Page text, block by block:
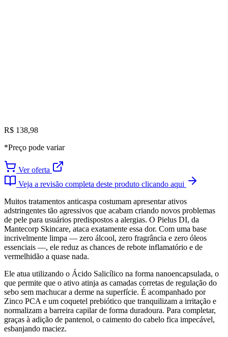
R$ 138,98
*Preço pode variar
Ver oferta
Veja a revisão completa deste produto clicando aqui
Muitos tratamentos anticaspa costumam apresentar ativos
adstringentes tão agressivos que acabam criando novos problemas
de pele para usuários predispostos a alergias. O Pielus DI, da
Mantecorp Skincare, ataca exatamente essa dor. Com uma base
incrivelmente limpa — zero álcool, zero fragrância e zero óleos
essenciais —, ele reduz as chances de rebote inflamatório e de
vermelhidão a quase nada.
Ele atua utilizando o Ácido Salicílico na forma nanoencapsulada, o
que permite que o ativo atinja as camadas corretas de regulação do
sebo sem machucar a derme na superfície. É acompanhado por
Zinco PCA e um coquetel prebiótico que tranquilizam a irritação e
normalizam a barreira capilar de forma duradoura. Para completar,
graças à adição de pantenol, o caimento do cabelo fica impecável,
esbanjando maciez.